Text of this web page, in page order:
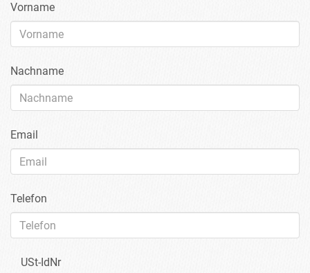
Vorname
Nachname
Email
Telefon
USt-IdNr